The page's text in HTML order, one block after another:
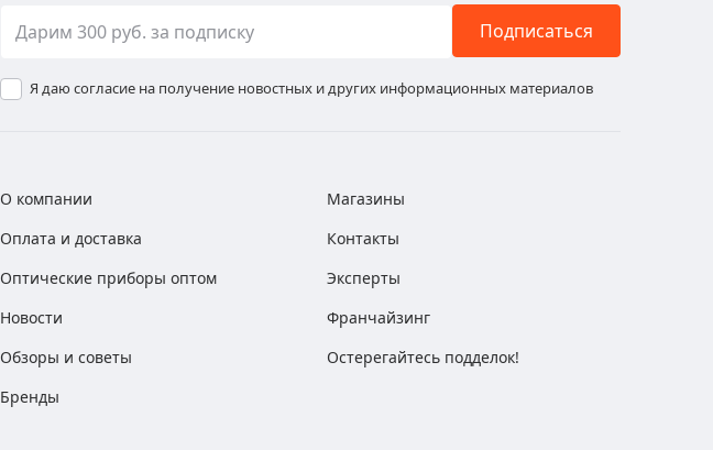
Подписаться
Я даю согласие на получение новостных и других информационных материалов
О компании
Оплата и доставка
Оптические приборы оптом
Новости
Обзоры и советы
Бренды
Магазины
Контакты
Эксперты
Франчайзинг
Остерегайтесь подделок!